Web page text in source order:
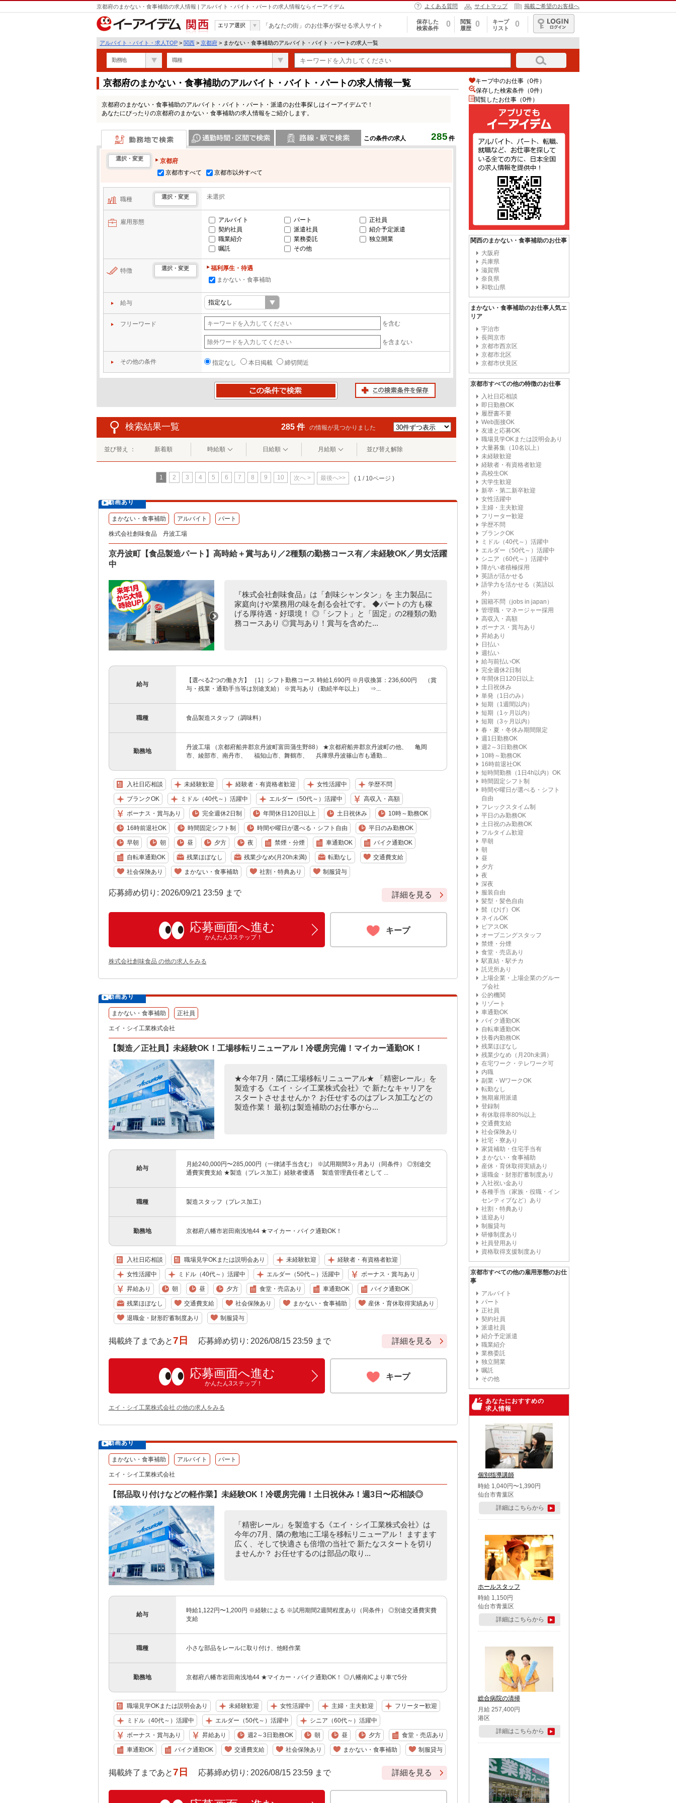
京都府のまかない・食事補助の求人情報 | アルバイト・バイト・パートの求人情報ならイーアイデム よくある質問 サイトマップ 掲載ご希望のお客様へ
関西
エリア選択 「あなたの街」のお仕事が探せる求人サイト
保存した
検索条件
0
閲覧
履歴
0
キープ
リスト
0
ログイン
アルバイト・バイト・求人TOP > 関西 > 京都府 > まかない・食事補助のアルバイト・バイト・パートの求人一覧
勤務地 職種
京都府のまかない・食事補助のアルバイト・バイト・パートの求人情報一覧
京都府のまかない・食事補助のアルバイト・バイト・パート・派遣のお仕事探しはイーアイデムで！
あなたにぴったりの京都府のまかない・食事補助の求人情報をご紹介します。
この条件の求人 285 件
勤務地で検索
選択・変更
京都府
京都市すべて
京都市以外すべて
職種 選択・変更 未選択
雇用形態 アルバイト パート
正社員
契約社員
派遣社員
紹介予定派遣
職業紹介
業務委託
独立開業
嘱託
その他
特徴 選択・変更
福利厚生・待遇
まかない・食事補助
給与
フリーワード を含む
を含まない
その他の条件 指定なし 本日掲載 締切間近
検索結果一覧 285 件 の情報が見つかりました
並び替え ： 新着順 時給順 日給順 月給順 並び替え解除
1 2 3 4 5 6 7 8 9 10 次へ > 最後へ>> ( 1 / 10ページ )
動画あり
まかない・食事補助 アルバイト パート
株式会社創味食品 丹波工場
京丹波町【食品製造パート】高時給＋賞与あり／2種類の勤務コース有／未経験OK／男女活躍
中
『株式会社創味食品』は「創味シャンタン」を 主力製品に
家庭向けや業務用の味を創る会社です。 ◆パートの方も稼
げる厚待遇・好環境！ ◎「シフト」と「固定」の2種類の勤
務コースあり ◎賞与あり！賞与を含めた...
給与
【選べる2つの働き方】 ［1］シフト勤務コース 時給1,690円 ※月収換算：236,600円 （賞
与・残業・通勤手当等は別途支給） ※賞与あり（勤続半年以上） ⇒...
職種 食品製造スタッフ（調味料）
勤務地
丹波工場 （京都府船井郡京丹波町富田蒲生野88） ★京都府船井郡京丹波町の他、 亀岡
市、綾部市、南丹市、 福知山市、舞鶴市、 兵庫県丹波篠山市も通勤...
入社日応相談 未経験歓迎 経験者・有資格者歓迎 女性活躍中 学歴不問
ブランクOK ミドル（40代～）活躍中 エルダー（50代～）活躍中 高収入・高額
ボーナス・賞与あり 完全週休2日制 年間休日120日以上 土日祝休み 10時～勤務OK
16時前退社OK 時間固定シフト制 時間や曜日が選べる・シフト自由 平日のみ勤務OK
早朝 朝 昼 夕方 夜 禁煙・分煙 車通勤OK バイク通勤OK
自転車通勤OK 残業ほぼなし 残業少なめ(月20h未満) 転勤なし 交通費支給
社会保険あり まかない・食事補助 社割・特典あり 制服貸与
応募締め切り: 2026/09/21 23:59 まで 詳細を見る
応募画面へ進む
かんたん3ステップ！
キープ
株式会社創味食品 の他の求人をみる
動画あり
まかない・食事補助 正社員
エイ・シイ工業株式会社
【製造／正社員】未経験OK！工場移転リニューアル！冷暖房完備！マイカー通勤OK！
★今年7月・隣に工場移転リニューアル★ 「精密レール」を
製造する《エイ・シイ工業株式会社》で 新たなキャリアを
スタートさせませんか？ お任せするのはプレス加工などの
製造作業！ 最初は製造補助のお仕事から...
給与
月給240,000円〜285,000円（一律諸手当含む） ※試用期間3ヶ月あり（同条件） ◎別途交
通費実費支給 ★製造（プレス加工）経験者優遇 製造管理責任者として ...
職種 製造スタッフ（プレス加工）
勤務地 京都府八幡市岩田南浅地44 ★マイカー・バイク通勤OK！
入社日応相談 職場見学OKまたは説明会あり 未経験歓迎 経験者・有資格者歓迎
女性活躍中 ミドル（40代～）活躍中 エルダー（50代～）活躍中 ボーナス・賞与あり
昇給あり 朝 昼 夕方 食堂・売店あり 車通勤OK バイク通勤OK
残業ほぼなし 交通費支給 社会保険あり まかない・食事補助 産休・育休取得実績あり
退職金・財形貯蓄制度あり 制服貸与
掲載終了まであと7日 応募締め切り: 2026/08/15 23:59 まで 詳細を見る
応募画面へ進む
かんたん3ステップ！
キープ
エイ・シイ工業株式会社 の他の求人をみる
動画あり
まかない・食事補助 アルバイト パート
エイ・シイ工業株式会社
【部品取り付けなどの軽作業】未経験OK！冷暖房完備！土日祝休み！週3日〜応相談◎
「精密レール」を製造する《エイ・シイ工業株式会社》は
今年の7月、隣の敷地に工場を移転リニューアル！ ますます
広く、そして快適さも倍増の当社で 新たなスタートを切り
ませんか？ お任せするのは部品の取り...
給与
時給1,122円〜1,200円 ※経験による ※試用期間2週間程度あり（同条件） ◎別途交通費実費
支給
職種 小さな部品をレールに取り付け、他軽作業
勤務地 京都府八幡市岩田南浅地44 ★マイカー・バイク通勤OK！ ◎八幡南ICより車で5分
職場見学OKまたは説明会あり 未経験歓迎 女性活躍中 主婦・主夫歓迎 フリーター歓迎
ミドル（40代～）活躍中 エルダー（50代～）活躍中 シニア（60代～）活躍中
ボーナス・賞与あり 昇給あり 週2～3日勤務OK 朝 昼 夕方 食堂・売店あり
車通勤OK バイク通勤OK 交通費支給 社会保険あり まかない・食事補助 制服貸与
掲載終了まであと7日 応募締め切り: 2026/08/15 23:59 まで 詳細を見る
キープ中のお仕事（0件）
保存した検索条件（0件）
閲覧したお仕事（0件）
関西のまかない・食事補助のお仕事
大阪府
兵庫県
滋賀県
奈良県
和歌山県
まかない・食事補助のお仕事人気エ
リア
宇治市
長岡京市
京都市西京区
京都市北区
京都市伏見区
京都市すべての他の特徴のお仕事
入社日応相談
即日勤務OK
履歴書不要
Web面接OK
友達と応募OK
職場見学OKまたは説明会あり
大量募集（10名以上）
未経験歓迎
経験者・有資格者歓迎
高校生OK
大学生歓迎
新卒・第二新卒歓迎
女性活躍中
主婦・主夫歓迎
フリーター歓迎
学歴不問
ブランクOK
ミドル（40代～）活躍中
エルダー（50代～）活躍中
シニア（60代～）活躍中
障がい者積極採用
英語が活かせる
語学力を活かせる（英語以
外）
国籍不問（jobs in japan）
管理職・マネージャー採用
高収入・高額
ボーナス・賞与あり
昇給あり
日払い
週払い
給与前払いOK
完全週休2日制
年間休日120日以上
土日祝休み
単発（1日のみ）
短期（1週間以内）
短期（1ヶ月以内）
短期（3ヶ月以内）
春・夏・冬休み期間限定
週1日勤務OK
週2～3日勤務OK
10時～勤務OK
16時前退社OK
短時間勤務（1日4h以内）OK
時間固定シフト制
時間や曜日が選べる・シフト
自由
フレックスタイム制
平日のみ勤務OK
土日祝のみ勤務OK
フルタイム歓迎
早朝
朝
昼
夕方
夜
深夜
服装自由
髪型・髪色自由
髭（ひげ）OK
ネイルOK
ピアスOK
オープニングスタッフ
禁煙・分煙
食堂・売店あり
駅直結・駅チカ
託児所あり
上場企業・上場企業のグルー
プ会社
公的機関
リゾート
車通勤OK
バイク通勤OK
自転車通勤OK
扶養内勤務OK
残業ほぼなし
残業少なめ（月20h未満）
在宅ワーク・テレワーク可
内職
副業・WワークOK
転勤なし
無期雇用派遣
登録制
有休取得率80%以上
交通費支給
社会保険あり
社宅・寮あり
家賃補助・住宅手当有
まかない・食事補助
産休・育休取得実績あり
退職金・財形貯蓄制度あり
入社祝い金あり
各種手当（家族・役職・イン
センティブなど）あり
社割・特典あり
送迎あり
制服貸与
研修制度あり
社員登用あり
資格取得支援制度あり
京都市すべての他の雇用形態のお仕
事
アルバイト
パート
正社員
契約社員
派遣社員
紹介予定派遣
職業紹介
業務委託
独立開業
嘱託
その他
あなたにおすすめの
求人情報
個別指導講師
時給 1,040円〜1,390円
仙台市青葉区
詳細はこちらから
ホールスタッフ
時給 1,150円
仙台市青葉区
詳細はこちらから
総合病院の清掃
月給 257,400円
港区
詳細はこちらから